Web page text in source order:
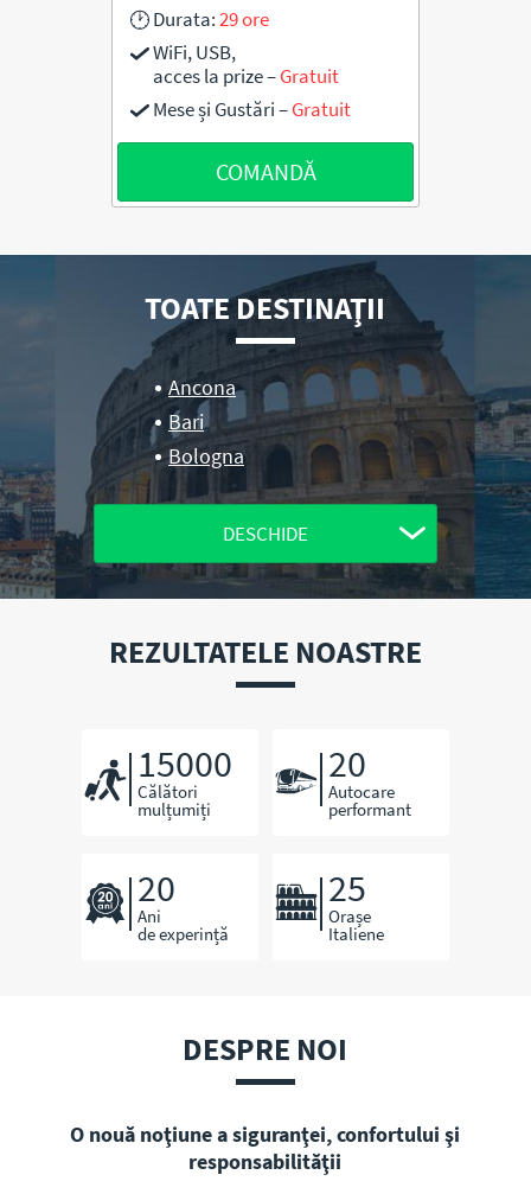
Durata:29 ore
WiFi, USB,
acces la prize –Gratuit
Mese și Gustări –Gratuit
COMANDĂ
TOATE DESTINAŢII
Ancona
Bari
Bologna
Brescia
Budapesta
Cesena
Chisinau
Florenta
Milano
Modena
Parma
Perugia
Rimini
Savona
Torino
DESCHIDE
REZULTATELE NOASTRE
15000
Călători
mulțumiți
20
Autocare
performant
20
Ani
de experință
25
Orașe
Italiene
DESPRE NOI
O nouă noţiune a siguranţei, confortului şi
responsabilităţii